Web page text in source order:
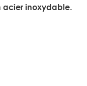
acier inoxydable.